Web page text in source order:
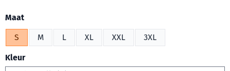
Maak een keuze voor
Maat
S M L XL XXL 3XL
Kleur